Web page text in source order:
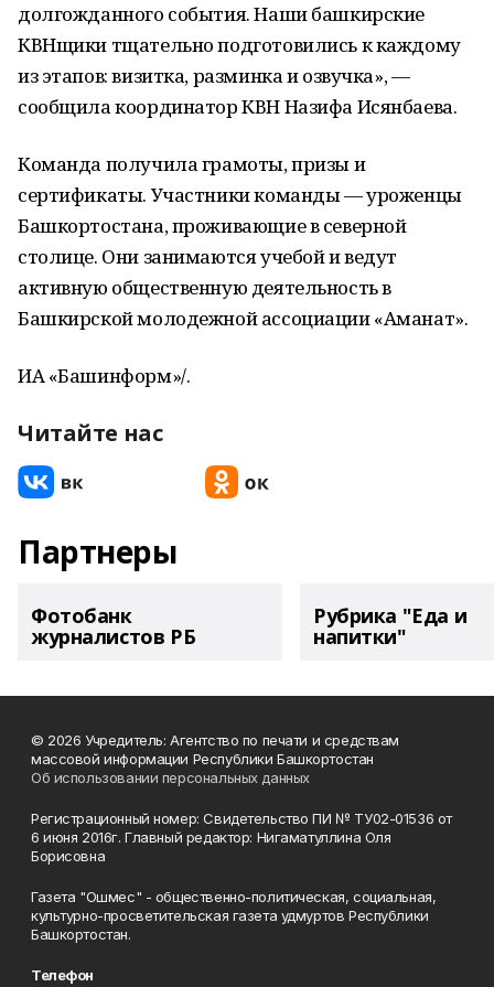
долгожданного события. Наши башкирские
КВНщики тщательно подготовились к каждому
из этапов: визитка, разминка и озвучка», —
сообщила координатор КВН Назифа Исянбаева.
Команда получила грамоты, призы и
сертификаты. Участники команды — уроженцы
Башкортостана, проживающие в северной
столице. Они занимаются учебой и ведут
активную общественную деятельность в
Башкирской молодежной ассоциации «Аманат».
ИА «Башинформ»/.
Читайте нас
Партнеры
Фотобанк
журналистов РБ
Рубрика "Еда и
напитки"
© 2026 Учредитель: Агентство по печати и средствам
массовой информации Республики Башкортостан
Об использовании персональных данных
Регистрационный номер: Свидетельство ПИ № ТУ02-01536 от
6 июня 2016г. Главный редактор: Нигаматуллина Оля
Борисовна
Газета "Ошмес" - общественно-политическая, социальная,
культурно-просветительская газета удмуртов Республики
Башкортостан.
Телефон